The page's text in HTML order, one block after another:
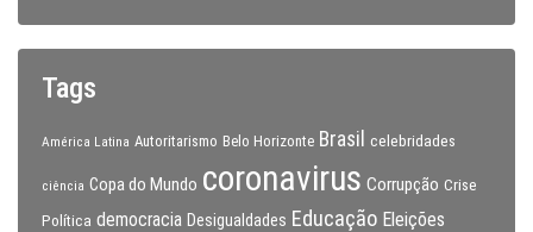
Tags
América Latina Autoritarismo Belo Horizonte Brasil celebridades
ciência Copa do Mundo coronavirus Corrupção Crise
Política democracia Desigualdades Educação Eleições